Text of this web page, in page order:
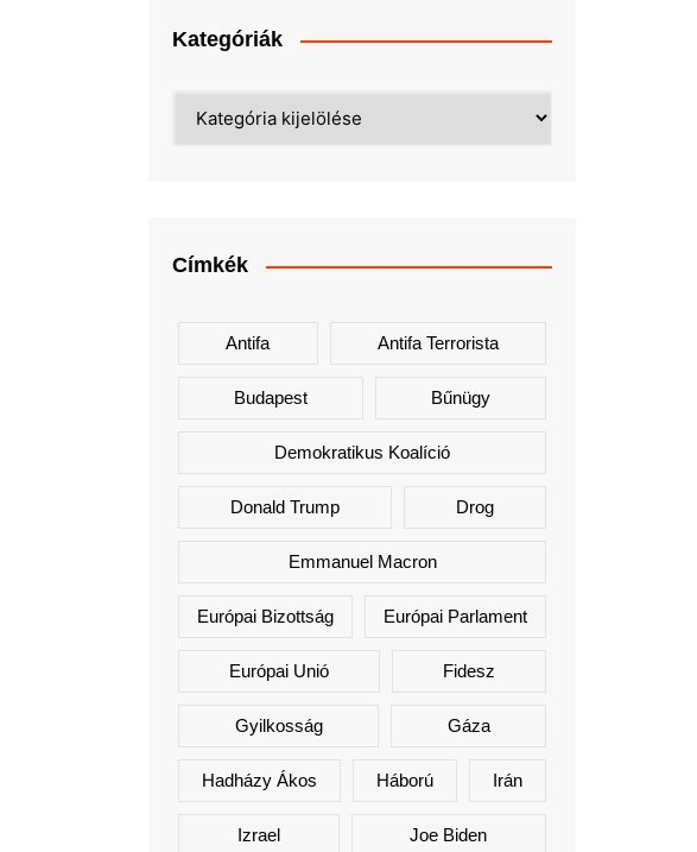
Kategóriák
Címkék
Antifa Antifa Terrorista
Budapest Bűnügy
Demokratikus Koalíció
Donald Trump Drog
Emmanuel Macron
Európai Bizottság Európai Parlament
Európai Unió Fidesz
Gyilkosság Gáza
Hadházy Ákos Háború Irán
Izrael Joe Biden